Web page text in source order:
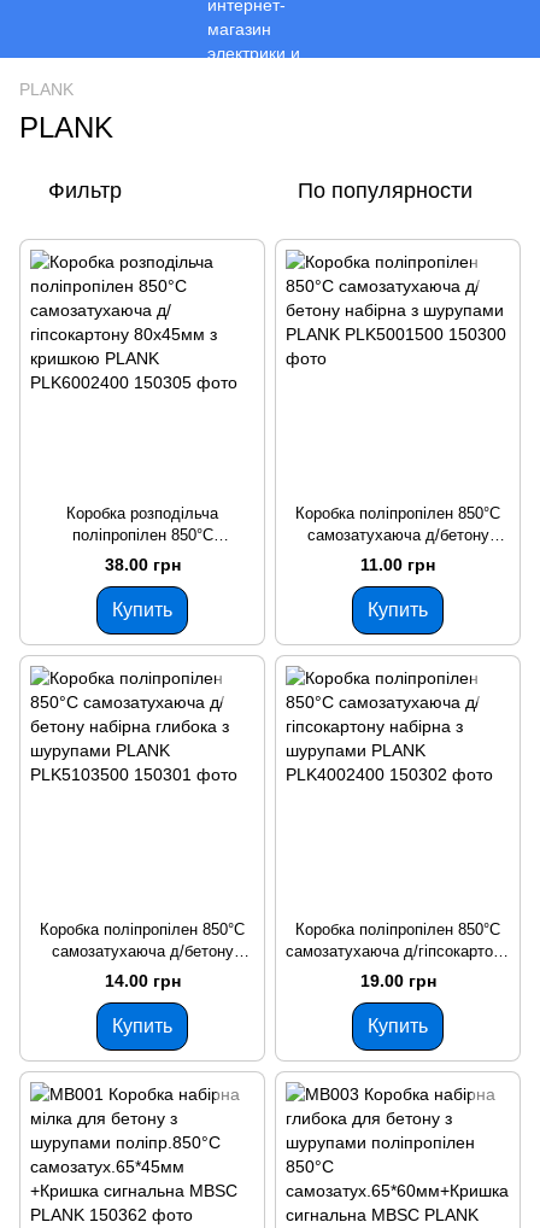
PLANK
PLANK
Фильтр По популярности
Коробка розподільча
поліпропілен 850°С
самозатухаюча д/гіпсокартону
80х45мм з кришкою PLANK
PLK6002400
38.00 грн
Купить
Коробка поліпропілен 850°С
самозатухаюча д/бетону
набірна з шурупами PLANK
PLK5001500
11.00 грн
Купить
Коробка поліпропілен 850°С
самозатухаюча д/бетону
набірна глибока з шурупами
PLANK PLK5103500
14.00 грн
Купить
Коробка поліпропілен 850°С
самозатухаюча д/гіпсокартону
набірна з шурупами PLANK
PLK4002400
19.00 грн
Купить